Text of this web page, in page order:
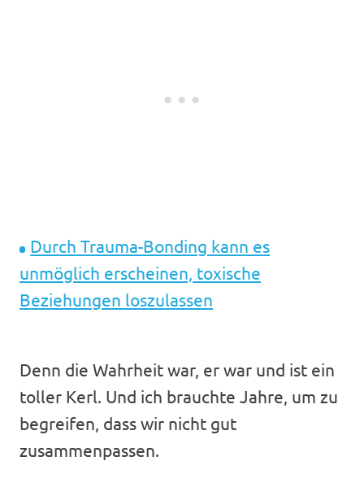
Durch Trauma-Bonding kann es
unmöglich erscheinen, toxische
Beziehungen loszulassen
Denn die Wahrheit war, er war und ist ein
toller Kerl. Und ich brauchte Jahre, um zu
begreifen, dass wir nicht gut
zusammenpassen.